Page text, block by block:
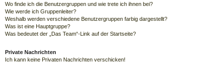
Wo finde ich die Benutzergruppen und wie trete ich ihnen bei?
Wie werde ich Gruppenleiter?
Weshalb werden verschiedene Benutzergruppen farbig dargestellt?
Was ist eine Hauptgruppe?
Was bedeutet der „Das Team“-Link auf der Startseite?
Private Nachrichten
Ich kann keine Privaten Nachrichten verschicken!